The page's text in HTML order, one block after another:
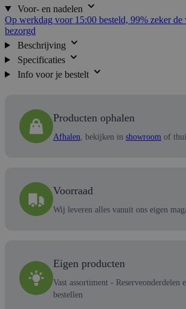
Voor- en nadelen
Op werkdag voor 15:00 besteld, 99% zeker de
bezorgd
Beschrijving
Specificaties
Info voor je bestelt
Producten ophalen
Afhalen , bekijken in showroom of
Voorraad
Wij leveren alles vanuit ons eigen
Eigen producten
Vast assortiment - Reserveonderdelen
bestellen